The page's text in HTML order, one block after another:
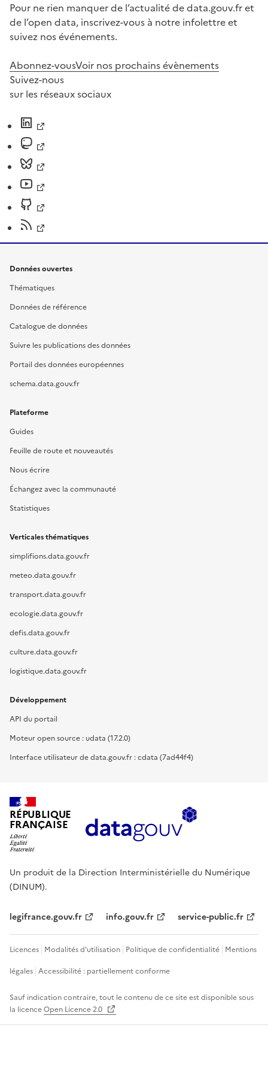
Pour ne rien manquer de l’actualité de data.gouv.fr et
de l’open data, inscrivez-vous à notre infolettre et
suivez nos événements.
Abonnez-vousVoir nos prochains évènements
Suivez-nous
sur les réseaux sociaux
Données ouvertes
Thématiques
Données de référence
Catalogue de données
Suivre les publications des données
Portail des données européennes
schema.data.gouv.fr
Plateforme
Guides
Feuille de route et nouveautés
Nous écrire
Échangez avec la communauté
Statistiques
Verticales thématiques
simplifions.data.gouv.fr
meteo.data.gouv.fr
transport.data.gouv.fr
ecologie.data.gouv.fr
defis.data.gouv.fr
culture.data.gouv.fr
logistique.data.gouv.fr
Développement
API du portail
Moteur open source : udata (17.2.0)
Interface utilisateur de data.gouv.fr : cdata (7ad44f4)
RÉPUBLIQUE
FRANÇAISE
Un produit de la Direction Interministérielle du Numérique
(DINUM).
legifrance.gouv.fr info.gouv.fr service-public.fr
Licences Modalités d'utilisation Politique de confidentialité Mentions
légales Accessibilité : partiellement conforme
Sauf indication contraire, tout le contenu de ce site est disponible sous
la licenceOpen Licence 2.0